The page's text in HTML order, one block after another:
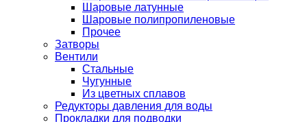
Шаровые латунные
Шаровые полипропиленовые
Прочее
Затворы
Вентили
Стальные
Чугунные
Из цветных сплавов
Редукторы давления для воды
Прокладки для подводки